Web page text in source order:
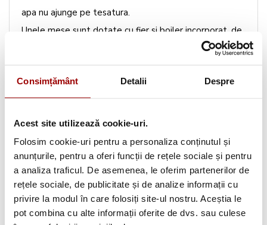
Consimțământ Detalii Despre
Acest site utilizează cookie-uri.
Folosim cookie-uri pentru a personaliza conținutul și
anunțurile, pentru a oferi funcții de rețele sociale și pentru
a analiza traficul. De asemenea, le oferim partenerilor de
rețele sociale, de publicitate și de analize informații cu
privire la modul în care folosiți site-ul nostru. Aceștia le
pot combina cu alte informații oferite de dvs. sau culese
apa nu ajunge pe tesatura.
Unele mese sunt dotate cu fier si boiler incorporat, de
exemplu masa Euroflex IB40 COMPACT. poza 7
Suport pentru fierul de calcatpoza 8
Mânecar- este util pentru calcarea mânecilor de
camasa sau la finisarea unor detalii cum ar fi gulerele si
mansetele. poza 9
Priza incorporata
- pentru alimentarea facila a
fierului/statiei de calcat. poza 10
Reglare inaltime - pentru o reglare corecta a mesei de
calcat, trebuie sa lasati circa 25 cm intre cotul
dumneavoastra